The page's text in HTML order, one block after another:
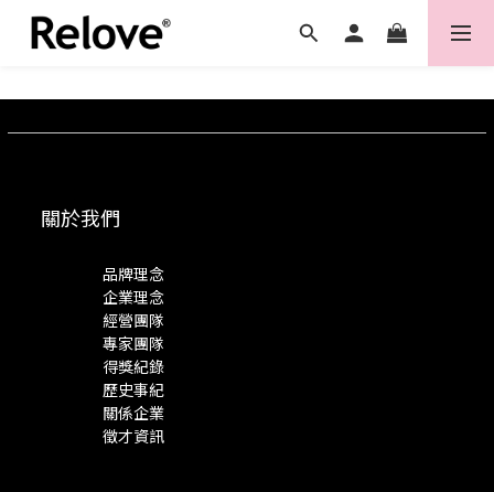
關於我們
品牌理念
企業理念
經營團隊
專家團隊
得獎紀錄
歷史事紀
關係企業
徵才資訊